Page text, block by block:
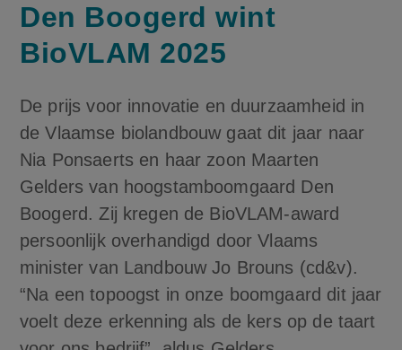
Den Boogerd wint
BioVLAM 2025
De prijs voor innovatie en duurzaamheid in
de Vlaamse biolandbouw gaat dit jaar naar
Nia Ponsaerts en haar zoon Maarten
Gelders van hoogstamboomgaard Den
Boogerd. Zij kregen de BioVLAM-award
persoonlijk overhandigd door Vlaams
minister van Landbouw Jo Brouns (cd&v).
“Na een topoogst in onze boomgaard dit jaar
voelt deze erkenning als de kers op de taart